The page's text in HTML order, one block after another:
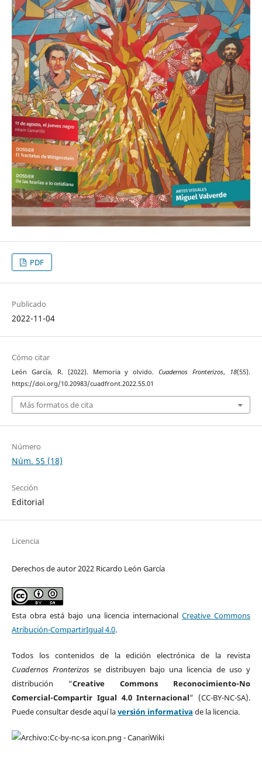
PDF
Publicado
2022-11-04
Cómo citar
León García, R. (2022). Memoria y olvido.Cuadernos Fronterizos, 18(55).
https://doi.org/10.20983/cuadfront.2022.55.01
Más formatos de cita
Número
Núm. 55 (18)
Sección
Editorial
Licencia
Derechos de autor 2022 Ricardo León García
Esta obra está bajo una licencia internacional Creative Commons
Atribución-CompartirIgual 4.0.
Todos los contenidos de la edición electrónica de la revista
Cuadernos Fronterizos se distribuyen bajo una licencia de uso y
distribución “Creative Commons Reconocimiento-No
Comercial-Compartir Igual 4.0 Internacional” (CC-BY-NC-SA).
Puede consultar desde aquí laversión informativa de la licencia.